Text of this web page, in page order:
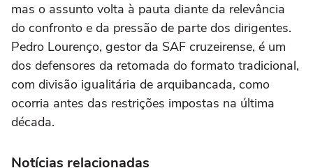
mas o assunto volta à pauta diante da relevância
do confronto e da pressão de parte dos dirigentes.
Pedro Lourenço, gestor da SAF cruzeirense, é um
dos defensores da retomada do formato tradicional,
com divisão igualitária de arquibancada, como
ocorria antes das restrições impostas na última
década.
Notícias relacionadas